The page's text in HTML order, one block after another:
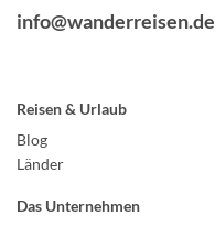
info@wanderreisen.de
Reisen & Urlaub
Blog
Länder
Das Unternehmen